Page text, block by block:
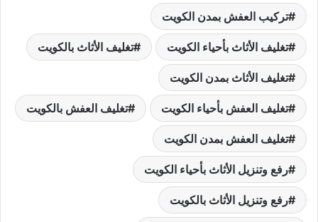
تركيب العفش بمدن الكويت
تغليف الأثاث بأحياء الكويت تغليف الأثاث بالكويت
تغليف الأثاث بمدن الكويت
تغليف العفش بأحياء الكويت تغليف العفش بالكويت
تغليف العفش بمدن الكويت
رفع وتنزيل الأثاث بأحياء الكويت
رفع وتنزيل الأثاث بالكويت